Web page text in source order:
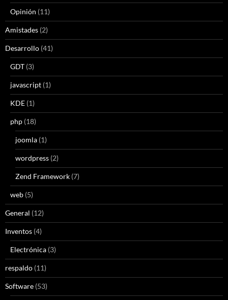
Opinión (11)
Amistades (2)
Desarrollo (41)
GDT (3)
javascript (1)
KDE (1)
php (18)
joomla (1)
wordpress (2)
Zend Framework (7)
web (5)
General (12)
Inventos (4)
Electrónica (3)
respaldo (11)
Software (53)